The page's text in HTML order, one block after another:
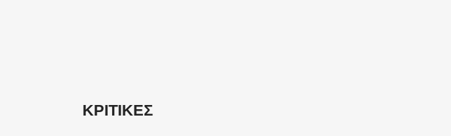
ΚΡΙΤΙΚΈΣ